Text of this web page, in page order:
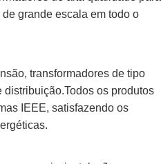
grande escala em todo o
transformadores de tipo
os produtos
IEEE, satisfazendo os